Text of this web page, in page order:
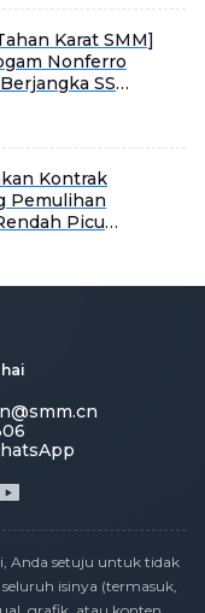
Karat SMM]
Nonferro
SS
Permintaan Spot
Momentum
Kontrak
Pemulihan
Picu
Anda setuju untuk tidak
isinya (termasuk,